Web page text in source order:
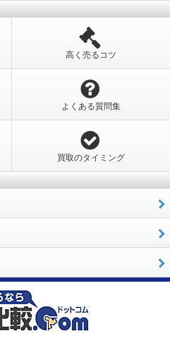
高く売るコツ
よくある質問集
買取のタイミング